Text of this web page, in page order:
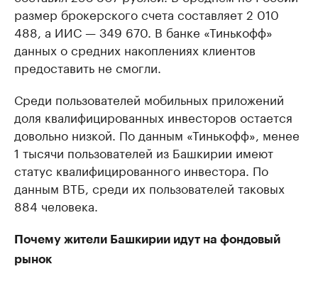
размер брокерского счета составляет 2 010
488, а ИИС — 349 670. В банке «Тинькофф»
данных о средних накоплениях клиентов
предоставить не смогли.
Среди пользователей мобильных приложений
доля квалифицированных инвесторов остается
довольно низкой. По данным «Тинькофф», менее
1 тысячи пользователей из Башкирии имеют
статус квалифицированного инвестора. По
данным ВТБ, среди их пользователей таковых
884 человека.
Почему жители Башкирии идут на фондовый
рынок